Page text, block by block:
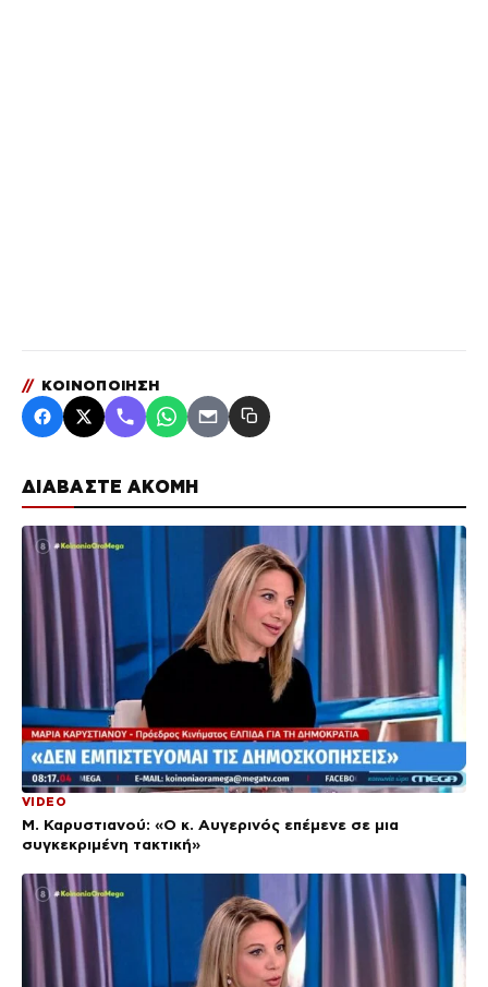
ΔΙΑΒΑΣΤΕ ΑΚΟΜΗ
VIDEO
Μ. Καρυστιανού: «Ο κ. Αυγερινός επέμενε σε μια
συγκεκριμένη τακτική»
// ΚΟΙΝΟΠΟΙΗΣΗ